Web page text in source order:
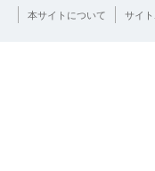
本サイトについて サイ